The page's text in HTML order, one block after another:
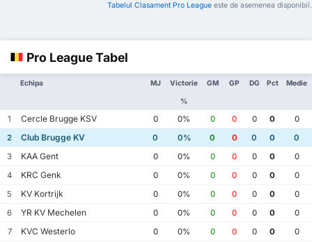
Tabelul Clasament Pro League este de asemenea disponibil.
Pro League Tabel
Echipa MJ Victorie
%
GM GP DG Pct Medie
1 Cercle Brugge KSV 0 0% 0 0 0 0
0
2
Club Brugge KV 0 0% 0 0 0 0
0
3
KAA Gent 0 0% 0 0 0 0
0
4
KRC Genk 0 0% 0 0 0 0
0
5
KV Kortrijk 0 0% 0 0 0 0
0
6
YR KV Mechelen 0 0% 0 0 0 0
0
7
KVC Westerlo 0 0% 0 0 0 0
0